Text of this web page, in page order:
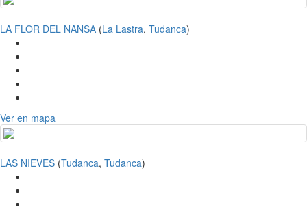
LA FLOR DEL NANSA (La Lastra, Tudanca)
Ver en mapa
LAS NIEVES (Tudanca, Tudanca)